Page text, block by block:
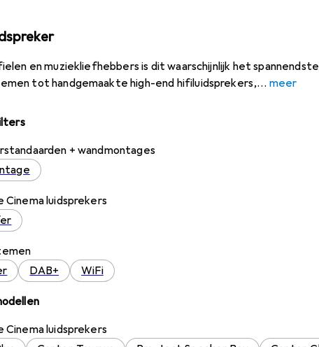
en muziekliefhebbers is dit waarschijnlijk het
tot handgemaakte high-end hifiluidsprekers,
meer
+ wandmontages
Cinema luidsprekers
DAB+ WiFi
Cinema luidsprekers